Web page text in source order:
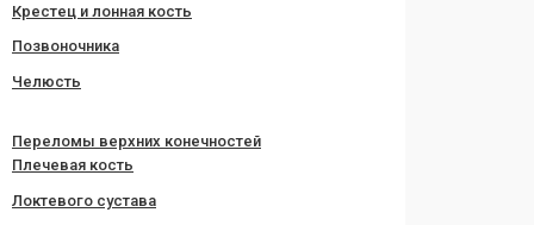
Крестец и лонная кость
Позвоночника
Челюсть
Переломы верхних конечностей
Плечевая кость
Локтевого сустава